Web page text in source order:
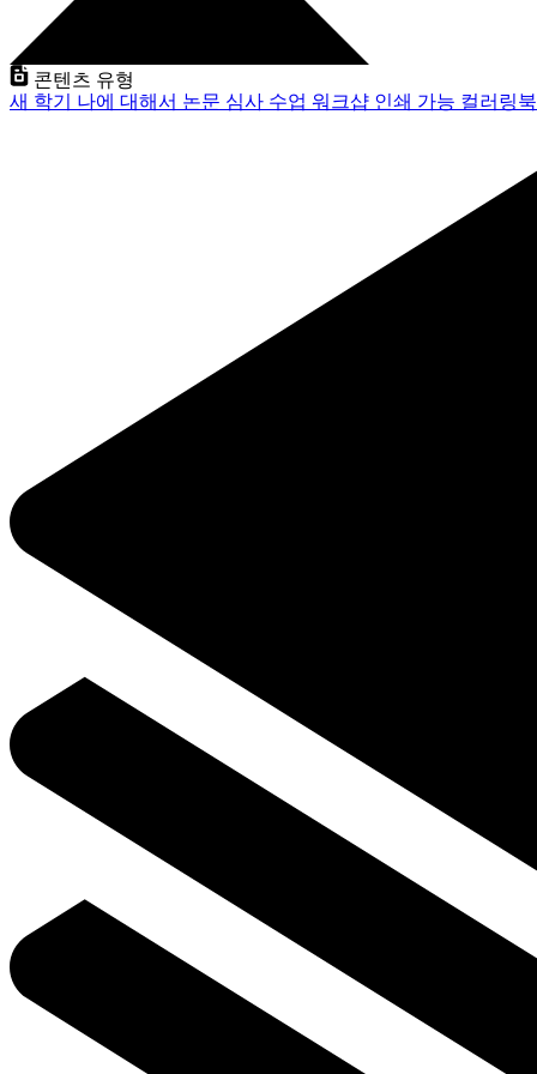
콘텐츠 유형
새 학기 나에 대해서 논문 심사 수업 워크샵 인쇄 가능 컬러링북